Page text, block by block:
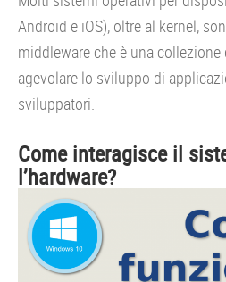
Android e iOS), oltre al kernel,
middleware che è una
agevolare lo sviluppo di
sviluppatori.
Come interagisce il
l’hardware?